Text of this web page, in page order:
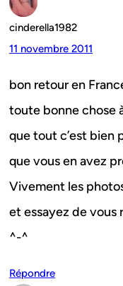
cinderella1982
11 novembre 2011
bon retour en
toute bonne chose
que tout c’est bien
que vous en avez
Vivement les
et essayez de vous
^-^
Répondre